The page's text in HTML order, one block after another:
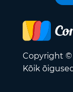
Copyright ©
Kõik